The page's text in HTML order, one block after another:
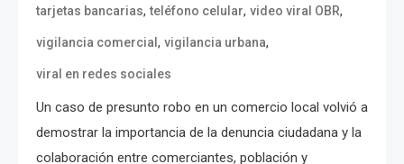
tarjetas bancarias,teléfono celular, video viral OBR,
vigilancia comercial , vigilancia urbana,
viral en redes sociales
Un caso de presunto robo en un comercio local volvió a
demostrar la importancia de la denuncia ciudadana y la
colaboración entre comerciantes, población y